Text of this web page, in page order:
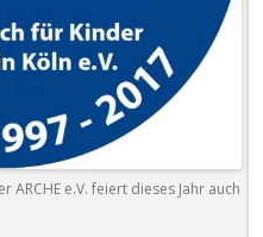
ARCHE e.V. feiert dieses Jahr auch